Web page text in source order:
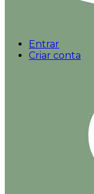
Entrar
Criar conta